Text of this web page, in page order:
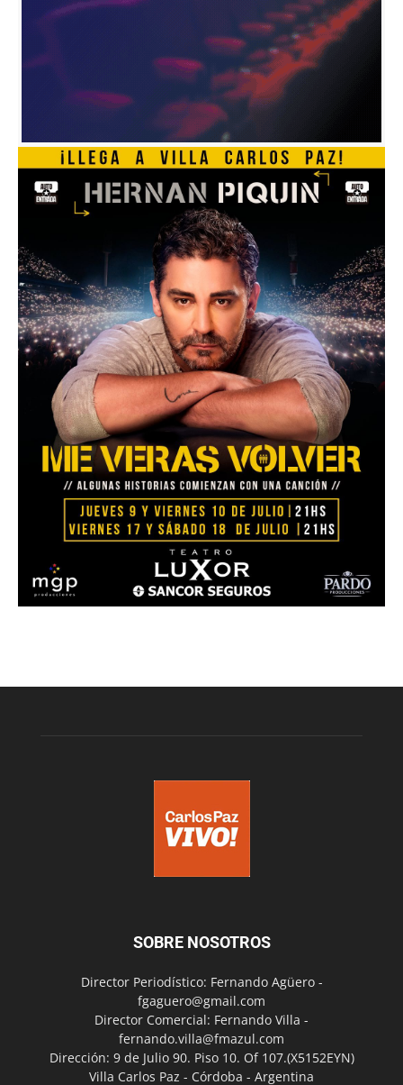
SOBRE NOSOTROS
Director Periodístico: Fernando Agüero -
fgaguero@gmail.com
Director Comercial: Fernando Villa -
fernando.villa@fmazul.com
Dirección: 9 de Julio 90. Piso 10. Of 107.(X5152EYN)
Villa Carlos Paz - Córdoba - Argentina